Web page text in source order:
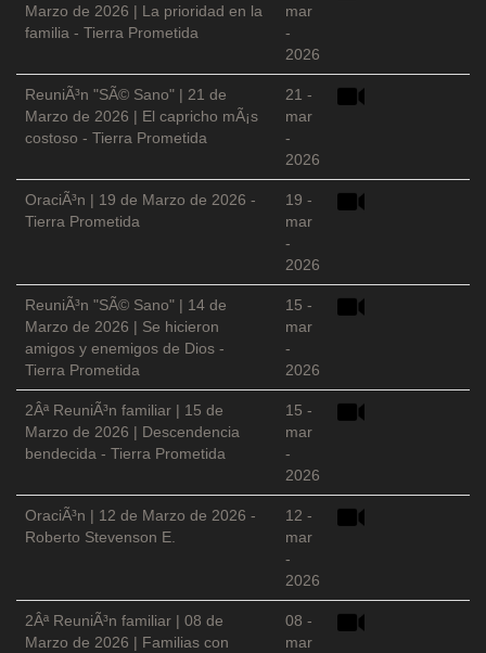
Marzo de 2026 | La prioridad en la
familia - Tierra Prometida
mar
-
2026
ReuniÃ³n "SÃ© Sano" | 21 de
Marzo de 2026 | El capricho mÃ¡s
costoso - Tierra Prometida
21 -
mar
-
2026
OraciÃ³n | 19 de Marzo de 2026 -
Tierra Prometida
19 -
mar
-
2026
ReuniÃ³n "SÃ© Sano" | 14 de
Marzo de 2026 | Se hicieron
amigos y enemigos de Dios -
Tierra Prometida
15 -
mar
-
2026
2Âª ReuniÃ³n familiar | 15 de
Marzo de 2026 | Descendencia
bendecida - Tierra Prometida
15 -
mar
-
2026
OraciÃ³n | 12 de Marzo de 2026 -
Roberto Stevenson E.
12 -
mar
-
2026
2Âª ReuniÃ³n familiar | 08 de
Marzo de 2026 | Familias con
08 -
mar